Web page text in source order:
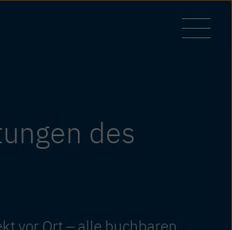
des
vor Ort – alle buchbaren